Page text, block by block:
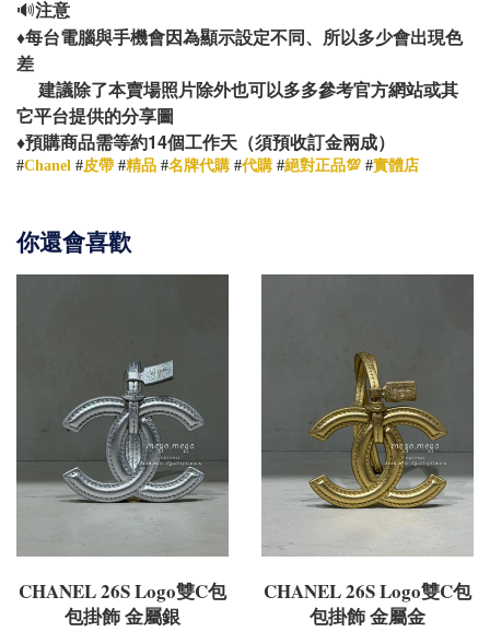
🔊注意
♦️每台電腦與手機會因為顯示設定不同、所以多少會出現色
差
建議除了本賣場照片除外也可以多多參考官方網站或其
它平台提供的分享圖
♦️預購商品需等約14個工作天（須預收訂金兩成）
#Chanel #皮帶 #精品 #名牌代購 #代購 #絕對正品💯 #實體店
你還會喜歡
CHANEL 26S Logo雙C包
包掛飾 金屬銀
CHANEL 26S Logo雙C包
包掛飾 金屬金